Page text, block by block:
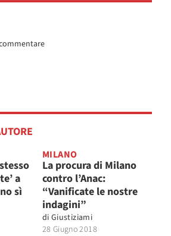
a
sì
MILANO
La procura di Milano
contro l’Anac:
“Vanificate le nostre
indagini”
di Giustiziami
28 Giugno 2018